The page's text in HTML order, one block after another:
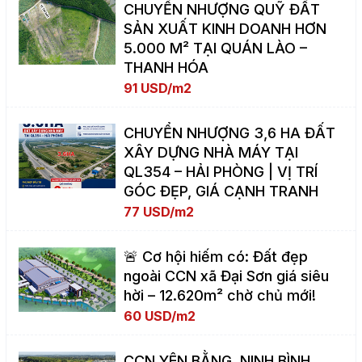
CHUYỂN NHƯỢNG QUỸ ĐẤT
SẢN XUẤT KINH DOANH HƠN
5.000 M² TẠI QUÁN LÀO –
THANH HÓA
91 USD/m2
CHUYỂN NHƯỢNG 3,6 HA ĐẤT
XÂY DỰNG NHÀ MÁY TẠI
QL354 – HẢI PHÒNG | VỊ TRÍ
GÓC ĐẸP, GIÁ CẠNH TRANH
77 USD/m2
🚨 Cơ hội hiếm có: Đất đẹp
ngoài CCN xã Đại Sơn giá siêu
hời – 12.620m² chờ chủ mới!
60 USD/m2